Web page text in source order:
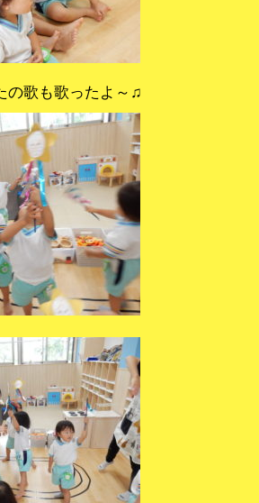
の歌も歌ったよ～♫